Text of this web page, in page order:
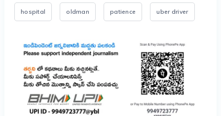
hospital oldman patience uber driver